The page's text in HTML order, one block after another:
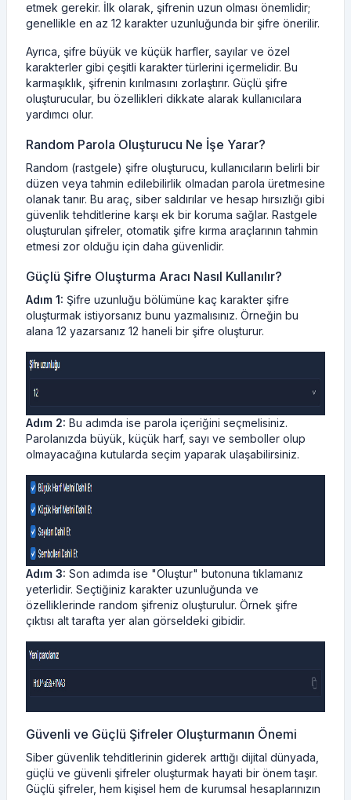
etmek gerekir. İlk olarak, şifrenin uzun olması önemlidir;
genellikle en az 12 karakter uzunluğunda bir şifre önerilir.
Ayrıca, şifre büyük ve küçük harfler, sayılar ve özel
karakterler gibi çeşitli karakter türlerini içermelidir. Bu
karmaşıklık, şifrenin kırılmasını zorlaştırır. Güçlü şifre
oluşturucular, bu özellikleri dikkate alarak kullanıcılara
yardımcı olur.
Random Parola Oluşturucu Ne İşe Yarar?
Random (rastgele) şifre oluşturucu, kullanıcıların belirli bir
düzen veya tahmin edilebilirlik olmadan parola üretmesine
olanak tanır. Bu araç, siber saldırılar ve hesap hırsızlığı gibi
güvenlik tehditlerine karşı ek bir koruma sağlar. Rastgele
oluşturulan şifreler, otomatik şifre kırma araçlarının tahmin
etmesi zor olduğu için daha güvenlidir.
Güçlü Şifre Oluşturma Aracı Nasıl Kullanılır?
Adım 1: Şifre uzunluğu bölümüne kaç karakter şifre
oluşturmak istiyorsanız bunu yazmalısınız. Örneğin bu
alana 12 yazarsanız 12 haneli bir şifre oluşturur.
Adım 2: Bu adımda ise parola içeriğini seçmelisiniz.
Parolanızda büyük, küçük harf, sayı ve semboller olup
olmayacağına kutularda seçim yaparak ulaşabilirsiniz.
Adım 3: Son adımda ise "Oluştur" butonuna tıklamanız
yeterlidir. Seçtiğiniz karakter uzunluğunda ve
özelliklerinde random şifreniz oluşturulur. Örnek şifre
çıktısı alt tarafta yer alan görseldeki gibidir.
Güvenli ve Güçlü Şifreler Oluşturmanın Önemi
Siber güvenlik tehditlerinin giderek arttığı dijital dünyada,
güçlü ve güvenli şifreler oluşturmak hayati bir önem taşır.
Güçlü şifreler, hem kişisel hem de kurumsal hesaplarınızın